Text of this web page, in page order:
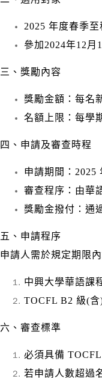
2025 年度春季
參加2024年12月
三、獎勵內容
獎勵金額：每名
名額上限：每學
四、申請及審查時程
申請期間：2025
審查程序：由華
獎勵金撥付：通
五、申請程序
申請人需於規定期限
中興大學華語課
TOCFL B2 級(含
六、審查標準
必須具備
若申請人數超過